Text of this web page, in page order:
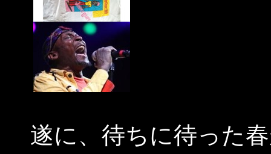
遂に、待ちに待った